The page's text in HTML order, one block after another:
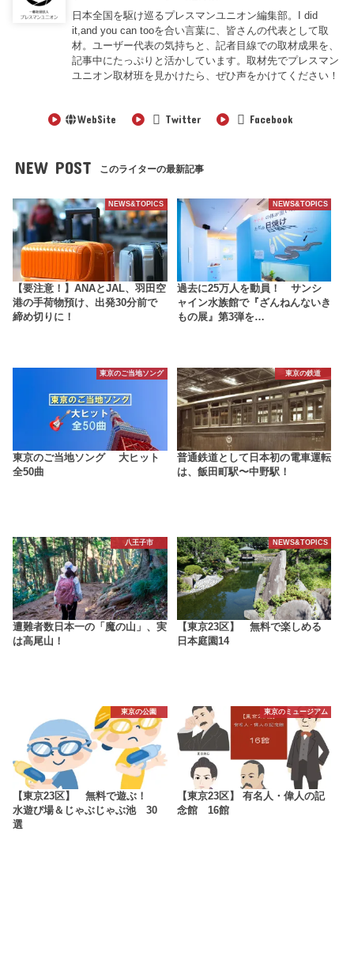
日本全国を駆け巡るプレスマンユニオン編集部。I did
it,and you can tooを合い言葉に、皆さんの代表として取
材。ユーザー代表の気持ちと、記者目線での取材成果を、
記事中にたっぷりと活かしています。取材先でプレスマン
ユニオン取材班を見かけたら、ぜひ声をかけてください！
WebSite Twitter Facebook
NEW POST このライターの最新記事
NEWS&TOPICS
【要注意！】ANAとJAL、羽田空
港の手荷物預け、出発30分前で
締め切りに！
NEWS&TOPICS
過去に25万人を動員！ サンシ
ャイン水族館で『ざんねんないき
もの展』第3弾を…
東京のご当地ソング
東京のご当地ソング 大ヒット
全50曲
東京の鉄道
普通鉄道として日本初の電車運転
は、飯田町駅〜中野駅！
八王子市
遭難者数日本一の「魔の山」、実
は高尾山！
NEWS&TOPICS
【東京23区】 無料で楽しめる
日本庭園14
東京の公園
【東京23区】 無料で遊ぶ！
水遊び場＆じゃぶじゃぶ池 30
選
東京のミュージアム
【東京23区】 有名人・偉人の記
念館 16館